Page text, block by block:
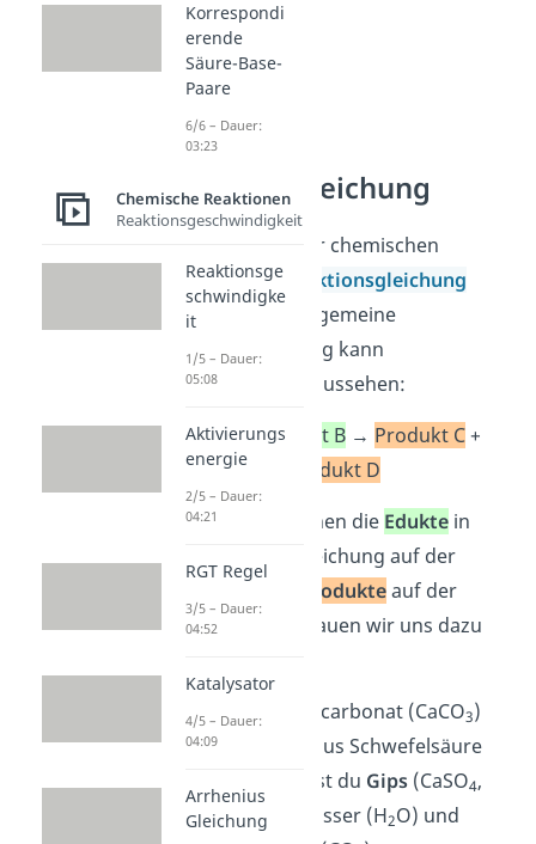
Reaktionsgleichung
Du kannst zu einer chemischen
Reaktion eineReaktionsgleichung
aufstellen. Eine allgemeine
Reaktionsgleichung kann
folgendermaßen aussehen:
Edukt A+Edukt B→ Produkt C+
Produkt D
Wie du siehst, stehen die Edukte in
einer Reaktionsgleichung auf der
linken Seite, die
Produkteauf der
rechten Seite.
Schauen wir uns dazu
Mischt du Calciumcarbonat (CaCO3)
mit einer Lösung aus Schwefelsäure
4 ), so erhältst du Gips (CaSO4,
Calciumsulfat), Wasser (H2O) und
Korrespondi
erende
Säure-Base-
Paare
6/6 – Dauer:
03:23
Chemische Reaktionen
Reaktionsgeschwindigkeit
Reaktionsge
schwindigke
it
1/5 – Dauer:
05:08
Aktivierungs
energie
2/5 – Dauer:
04:21
RGT Regel
3/5 – Dauer:
04:52
Katalysator
4/5 – Dauer:
04:09
Arrhenius
Gleichung